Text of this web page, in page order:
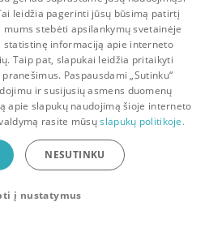
Pokalbiai Pranešimai Paskyra
dar patogiau!
leidžia pagerinti jūsų būsimą patirtį
stebėti apsilankymų svetainėje
informaciją apie interneto
Taip pat, slapukai leidžia pritaikyti
Paspausdami „Sutinku“
ir susijusių asmens duomenų
apie slapukų naudojimą šioje interneto
rasite mūsųslapukų politikoje.
NESUTINKU
į nustatymus